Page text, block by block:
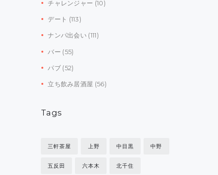
チャレンジャー (10)
デート (113)
ナンパ出会い (111)
バー (55)
パブ(52)
立ち飲み居酒屋 (56)
Tags
三軒茶屋 上野 中目黒 中野
五反田 六本木 北千住